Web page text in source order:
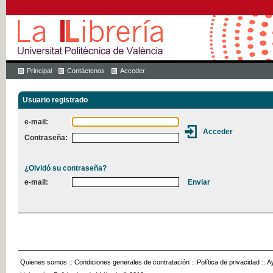
Principal Contáctenos Acceder
Usuario registrado
e-mail:
Contraseña:
¿Olvidó su contraseña?
e-mail:
Quienes somos :: Condiciones generales de contratación :: Política de privacidad ::